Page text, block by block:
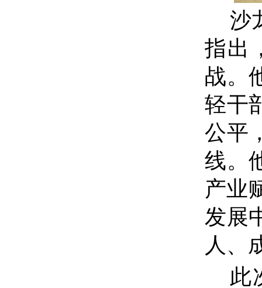
沙
指出
战。
轻干
公平
线。
产业
发展
人、
此